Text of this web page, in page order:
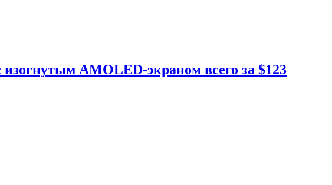
AMOLED-экраном всего за $123